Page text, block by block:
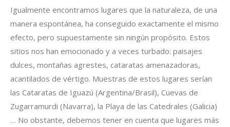
Igualmente encontramos lugares que la naturaleza, de una
manera espontánea, ha conseguido exactamente el mismo
efecto, pero supuestamente sin ningún propósito. Estos
sitios nos han emocionado y a veces turbado: paisajes
dulces, montañas agrestes, cataratas amenazadoras,
acantilados de vértigo. Muestras de estos lugares serían
las Cataratas de Iguazú (Argentina/Brasil), Cuevas de
Zugarramurdi (Navarra), la Playa de las Catedrales (Galicia)
… No obstante, debemos tener en cuenta que lugares más
cookies no
son
opcionales.
Son
para que
funcione la
web.
Estadísticas
Para que